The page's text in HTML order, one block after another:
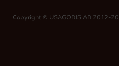
Copyright © USAGODIS AB 2012-